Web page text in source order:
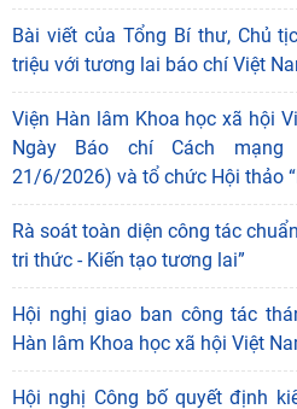
Bài viết của Tổng Bí thư, Chủ
triệu với tương lai báo chí Việt
Viện Hàn lâm Khoa học xã hội
Ngày Báo chí Cách mạng
21/6/2026) và tổ chức Hội thảo
Rà soát toàn diện công tác
tri thức - Kiến tạo tương lai”
Hội nghị giao ban công tác
Hàn lâm Khoa học xã hội Việt
Hội nghị Công bố quyết định